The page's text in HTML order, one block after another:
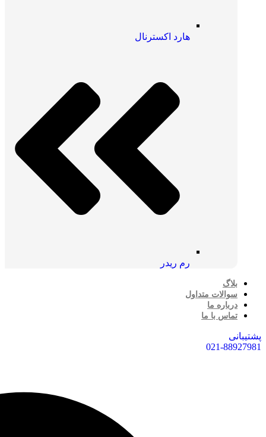
هارد اکسترنال
رم ریدر
بلاگ
سوالات متداول
درباره ما
تماس با ما
پشتیبانی
021-88927981